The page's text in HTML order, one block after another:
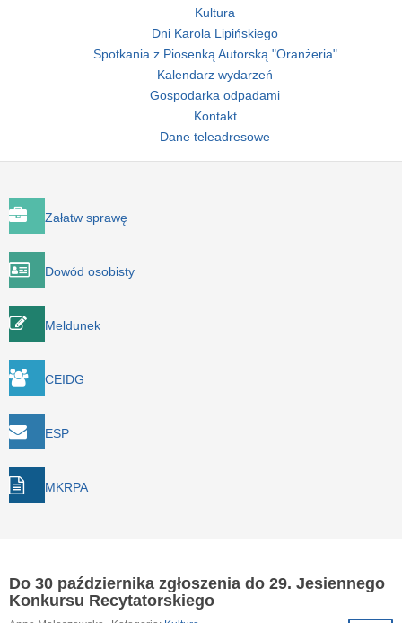
Kultura
Dni Karola Lipińskiego
Spotkania z Piosenką Autorską "Oranżeria"
Kalendarz wydarzeń
Gospodarka odpadami
Kontakt
Dane teleadresowe
Załatw sprawę
Dowód osobisty
Meldunek
CEIDG
ESP
MKRPA
Do 30 października zgłoszenia do 29. Jesiennego
Konkursu Recytatorskiego